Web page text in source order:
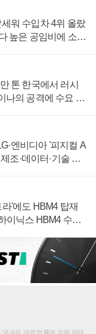
워 수입차 4위 올랐
높은 공임비에 소비
톤 한국에서 러시
나의 공격에 수요 늘
엔비디아 '피지컬 A
조·데이터·기술 결
'에도 HBM4 탑재
이닉스 HBM4 수율
글은 관련 법률에 의해 제재